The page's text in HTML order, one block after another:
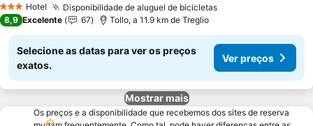
3 EstrelasHotel Disponibilidade de aluguel de bicicletas
8,9 Excelente 67 Tollo, a 11.9 km de Treglio
Selecione as datas para ver os preços
exatos.
Ver preços
Mostrar mais
Os preços e a disponibilidade que recebemos dos sites de reserva